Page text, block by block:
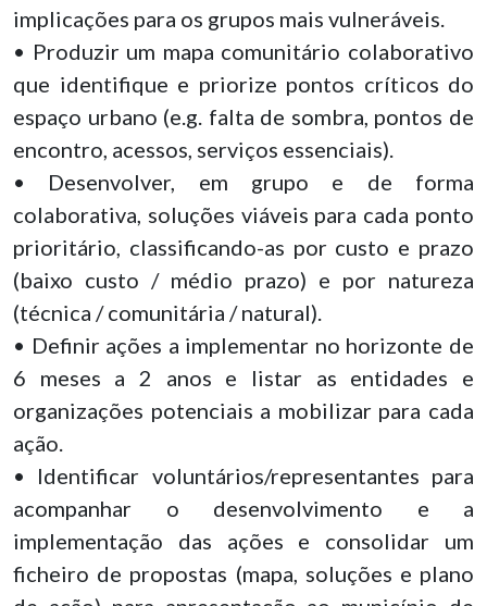
implicações para os grupos mais vulneráveis.
• Produzir um mapa comunitário colaborativo
que identifique e priorize pontos críticos do
espaço urbano (e.g. falta de sombra, pontos de
encontro, acessos, serviços essenciais).
• Desenvolver, em grupo e de forma
colaborativa, soluções viáveis para cada ponto
prioritário, classificando-as por custo e prazo
(baixo custo / médio prazo) e por natureza
(técnica / comunitária / natural).
• Definir ações a implementar no horizonte de
6 meses a 2 anos e listar as entidades e
organizações potenciais a mobilizar para cada
ação.
• Identificar voluntários/representantes para
acompanhar o desenvolvimento e a
implementação das ações e consolidar um
ficheiro de propostas (mapa, soluções e plano